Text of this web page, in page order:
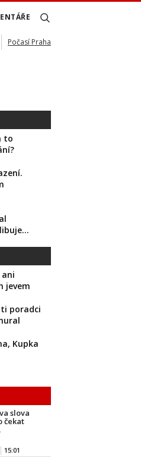
Počasí Praha
to
jevem
poradci
Kupka
slova
čekat
15:01